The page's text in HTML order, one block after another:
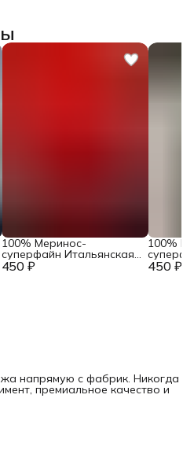
450 ₽
100% Меринос-
суперфайн Итальянская
пряжа в бобинах 450 ₽
100%
пряжа
напрямую с фабрик. Никогда
премиальное качество и